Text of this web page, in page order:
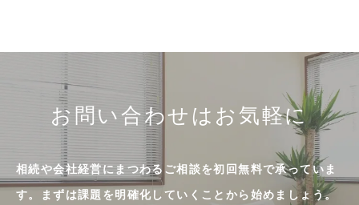
お問い合わせはお気軽に
相続や会社経営にまつわるご相談を初回無料で承っていま
す。まずは課題を明確化していくことから始めましょう。